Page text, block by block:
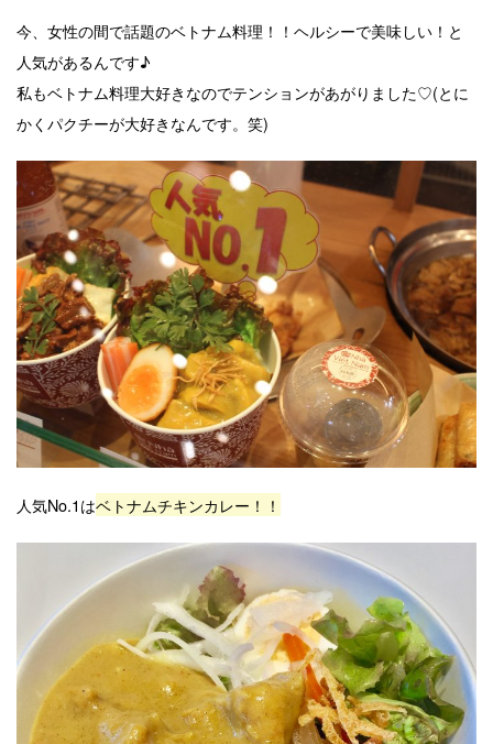
今、女性の間で話題のベトナム料理！！ヘルシーで美味しい！と
人気があるんです♪
私もベトナム料理大好きなのでテンションがあがりました♡(とに
かくパクチーが大好きなんです。笑)
人気No.1はベトナムチキンカレー！！